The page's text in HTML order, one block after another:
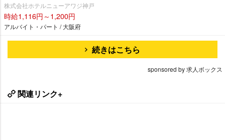
株式会社ホテルニューアワジ神戸
時給1,116円～1,200円
アルバイト・パート / 大阪府
続きはこちら
sponsored by 求人ボックス
関連リンク+